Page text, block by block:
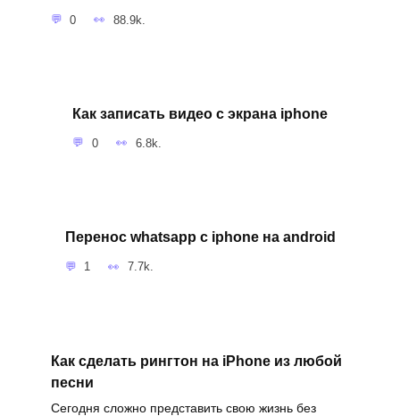
0 88.9k.
Как записать видео с экрана iphone
0 6.8k.
Перенос whatsapp с iphone на android
1 7.7k.
Как сделать рингтон на iPhone из любой
песни
Сегодня сложно представить свою жизнь без